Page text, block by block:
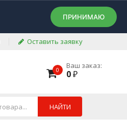
ПРИНИМАЮ
Оставить заявку
0 Ваш заказ:
0₽
НАЙТИ